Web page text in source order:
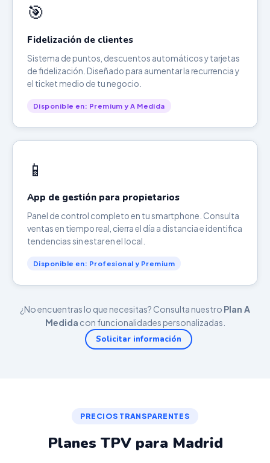
🎯
Fidelización de clientes
Sistema de puntos, descuentos automáticos y tarjetas
de fidelización. Diseñado para aumentar la recurrencia y
el ticket medio de tu negocio.
Disponible en: Premium y A Medida
📱
App de gestión para propietarios
Panel de control completo en tu smartphone. Consulta
ventas en tiempo real, cierra el día a distancia e identifica
tendencias sin estar en el local.
Disponible en: Profesional y Premium
¿No encuentras lo que necesitas? Consulta nuestro Plan A
Medida con funcionalidades personalizadas.
Solicitar información
PRECIOS TRANSPARENTES
Planes TPV para Madrid